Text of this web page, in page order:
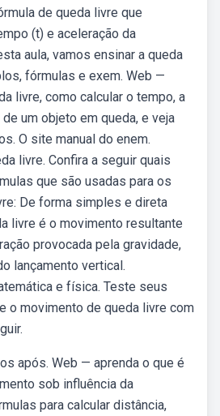
de queda livre que
(t) e aceleração da
aula, vamos ensinar a queda
fórmulas e exem. Web —
livre, como calcular o tempo, a
um objeto em queda, e veja
O site manual do enem.
livre. Confira a seguir quais
que são usadas para os
De forma simples e direta
livre é o movimento resultante
provocada pela gravidade,
lançamento vertical.
e física. Teste seus
o movimento de queda livre com
após. Web — aprenda o que é
sob influência da
para calcular distância,